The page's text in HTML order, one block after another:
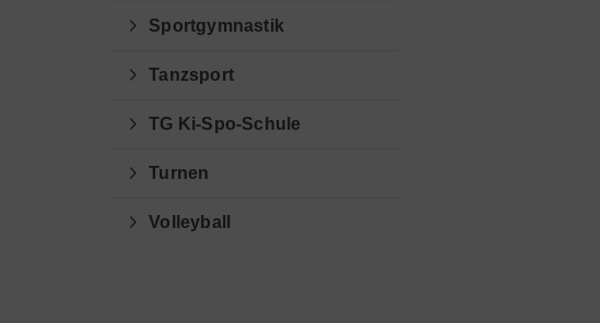
Sportgymnastik
Tanzsport
TG Ki-Spo-Schule
Turnen
Volleyball